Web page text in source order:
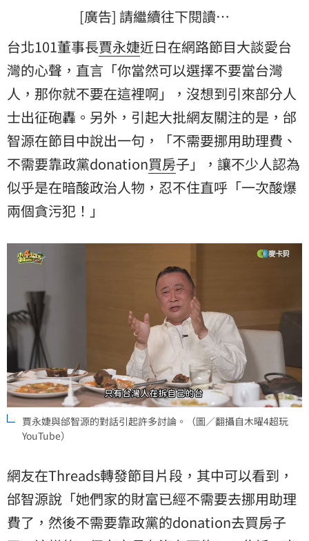
[廣告] 請繼續往下閱讀…
台北101董事長賈永婕近日在網路節目大談愛台
灣的心聲，直言「你當然可以選擇不要當台灣
人，那你就不要在這裡啊」，沒想到引來部分人
士出征砲轟。另外，引起大批網友關注的是， 邰
智源在節目中說出一句，「不需要挪用助理費、
不需要靠政黨donation買房子」，讓不少人認為
似乎是在暗酸政治人物，忍不住直呼「一次酸爆
兩個貪污犯！」
賈永婕與邰智源的對話引起許多討論。（圖／翻攝自木曜4超玩
YouTube）
網友在Threads轉發節目片段，其中可以看到，
邰智源說「她們家的財富已經不需要去挪用助理
費了，然後不需要靠政黨的donation去買房子